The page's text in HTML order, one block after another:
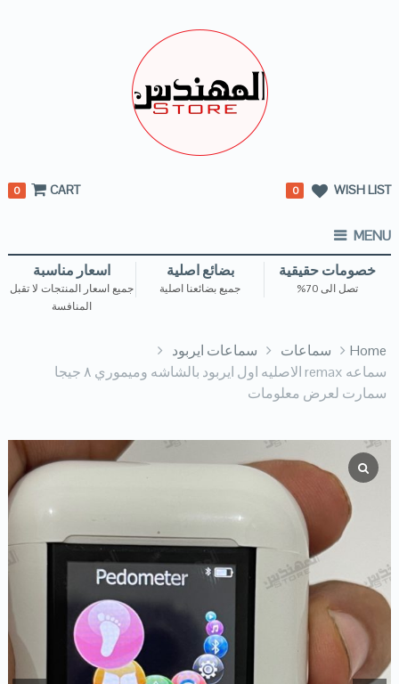
WISH LIST
0
CART
0
MENU
خصومات حقيقية
تصل الى 70%
بضائع اصلية
جميع بضائعنا اصلية
اسعار مناسبة
جميع اسعار المنتجات لا تقبل
المنافسة
Home سماعات
سماعات ايربود
سماعه remax الاصليه اول ايربود بالشاشه وميموري ٨ جيجا
سمارت لعرض معلومات